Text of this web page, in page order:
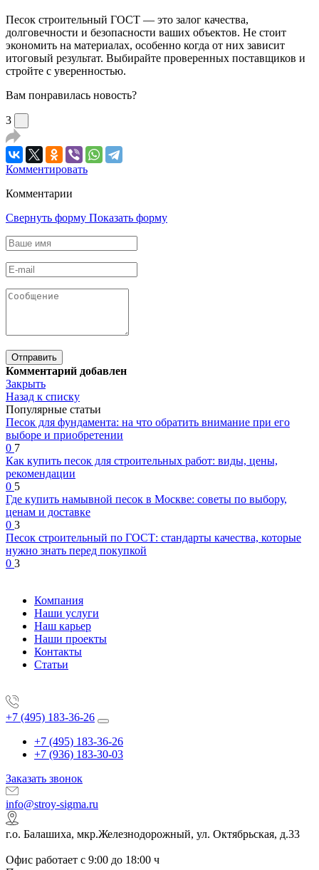
Песок строительный ГОСТ — это залог качества,
долговечности и безопасности ваших объектов. Не стоит
экономить на материалах, особенно когда от них зависит
итоговый результат. Выбирайте проверенных поставщиков и
стройте с уверенностью.
Вам понравилась новость?
3
Комментировать
Комментарии
Свернуть форму Показать форму
Комментарий добавлен
Закрыть
Назад к списку
Популярные статьи
Песок для фундамента: на что обратить внимание при его
выборе и приобретении
0 7
Как купить песок для строительных работ: виды, цены,
рекомендации
0 5
Где купить намывной песок в Москве: советы по выбору,
ценам и доставке
0 3
Песок строительный по ГОСТ: стандарты качества, которые
нужно знать перед покупкой
0 3
Компания
Наши услуги
Наш карьер
Наши проекты
Контакты
Статьи
+7 (495) 183-36-26
+7 (495) 183-36-26
+7 (936) 183-30-03
Заказать звонок
info@stroy-sigma.ru
г.о. Балашиха, мкр.Железнодорожный, ул. Октябрьская, д.33
Офис работает с 9:00 до 18:00 ч